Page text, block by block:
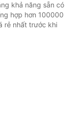
khả năng sẵn có
hợp hơn 100000
rẻ nhất trước khi